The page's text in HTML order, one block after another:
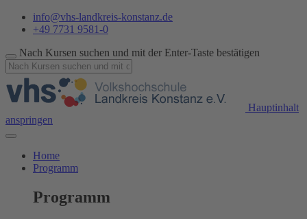
info@vhs-landkreis-konstanz.de
+49 7731 9581-0
Nach Kursen suchen und mit der Enter-Taste bestätigen
Hauptinhalt
anspringen
Home
Programm
Programm